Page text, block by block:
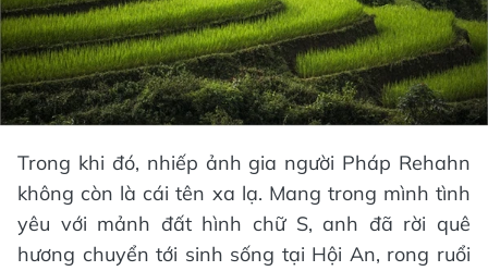
Trong khi đó, nhiếp ảnh gia người Pháp Rehahn
không còn là cái tên xa lạ. Mang trong mình tình
yêu với mảnh đất hình chữ S, anh đã rời quê
hương chuyển tới sinh sống tại Hội An, rong ruổi